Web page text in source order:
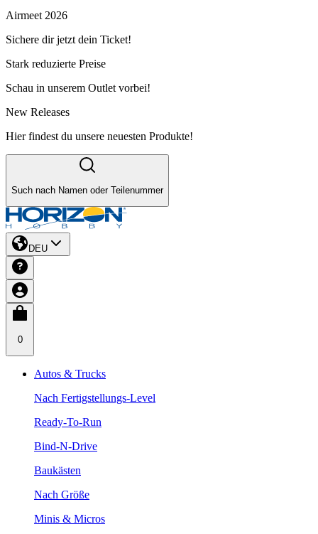
Airmeet 2026
Sichere dir jetzt dein Ticket!
Stark reduzierte Preise
Schau in unserem Outlet vorbei!
New Releases
Hier findest du unsere neuesten Produkte!
Such nach Namen oder Teilenummer
DEU
0
Autos & Trucks
Nach Fertigstellungs-Level
Ready-To-Run
Bind-N-Drive
Baukästen
Nach Größe
Minis & Micros